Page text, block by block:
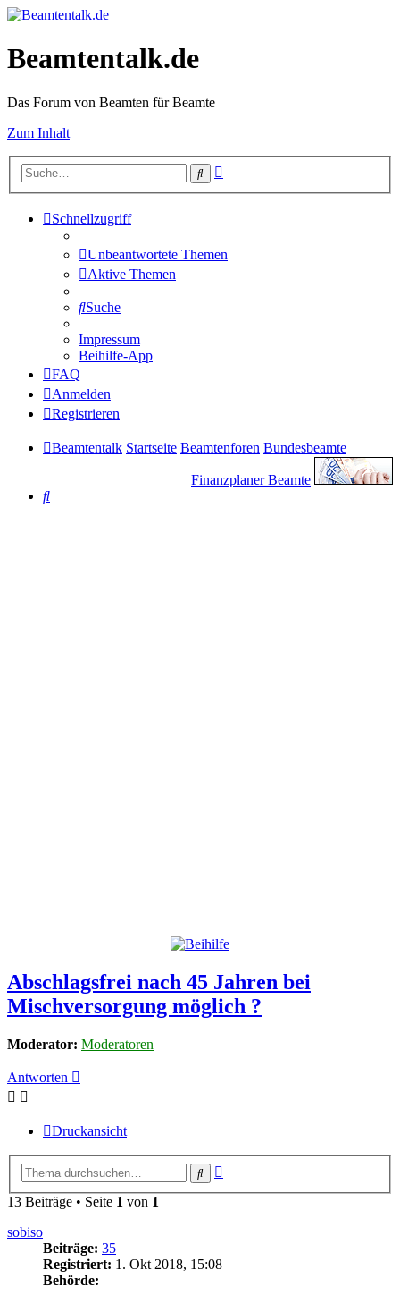
Beamtentalk.de
Das Forum von Beamten für Beamte
Zum Inhalt
Suche
Schnellzugriff
Unbeantwortete Themen
Aktive Themen
Suche
Impressum
Beihilfe-App
FAQ
Anmelden
Registrieren
Beamtentalk Startseite Beamtenforen Bundesbeamte
Finanzplaner Beamte
Suche
Abschlagsfrei nach 45 Jahren bei
Mischversorgung möglich ?
Moderator: Moderatoren
Antworten
Druckansicht
Suche
13 Beiträge • Seite 1 von 1
sobiso
Beiträge: 35
Registriert: 1. Okt 2018, 15:08
Behörde: